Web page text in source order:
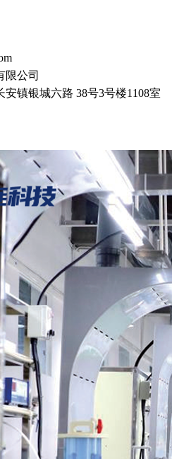
限公司
安镇银城六路 38号3号楼1108室